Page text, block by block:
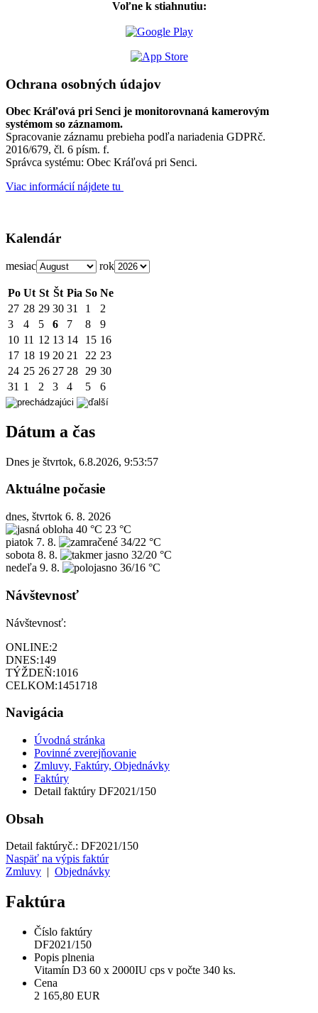
Voľne k stiahnutiu:
Ochrana osobných údajov
Obec Kráľová pri Senci je monitorovnaná kamerovým
systémom so záznamom.
Spracovanie záznamu prebieha podľa nariadenia GDPRč.
2016/679, čl. 6 písm. f.
Správca systému: Obec Kráľová pri Senci.
Viac informácií nájdete tu
Kalendár
mesiac rok
Po Ut St Št Pia So Ne
27 28 29 30 31 1
2
3
4 5 6 7 8
9
10 11 12 13 14 15 16
17 18 19 20 21 22 23
24 25 26 27 28 29 30
31 1 2 3 4 5 6
Dátum a čas
Dnes je štvrtok, 6.8.2026, 9:53:57
Aktuálne počasie
dnes, štvrtok 6. 8. 2026
40 °C 23 °C
piatok 7. 8.
34/22 °C
sobota 8. 8.
32/20 °C
nedeľa 9. 8. 36/16 °C
Návštevnosť
Návštevnosť:
ONLINE:2
DNES:149
TÝŽDEŇ:1016
CELKOM:1451718
Navigácia
Úvodná stránka
Povinné zverejňovanie
Zmluvy, Faktúry, Objednávky
Faktúry
Detail faktúry DF2021/150
Obsah
Detail faktúryč.: DF2021/150
Naspäť na výpis faktúr
Zmluvy
Objednávky
Faktúra
Číslo faktúry
DF2021/150
Popis plnenia
Vitamín D3 60 x 2000IU cps v počte 340 ks.
Cena
2 165,80 EUR